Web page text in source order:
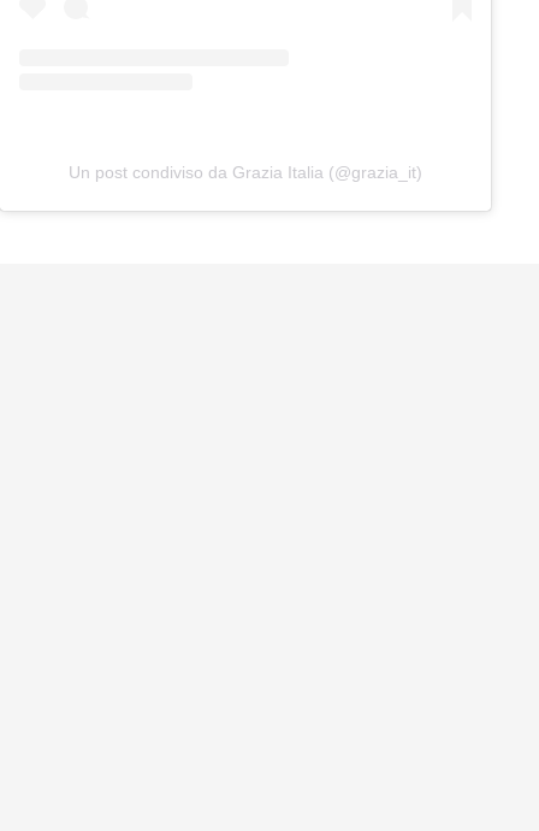
Un post condiviso da Grazia Italia (@grazia_it)